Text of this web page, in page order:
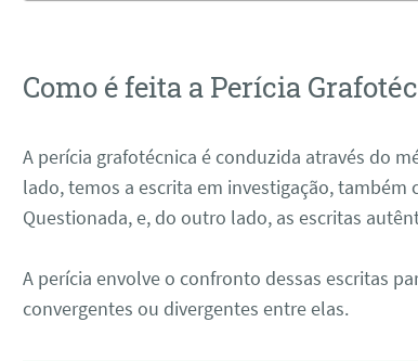
Como é feita a Perícia
A perícia grafotécnica é conduzida através do
lado, temos a escrita em investigação, também
Questionada, e, do outro lado, as escritas
A perícia envolve o confronto dessas escritas
convergentes ou divergentes entre elas.